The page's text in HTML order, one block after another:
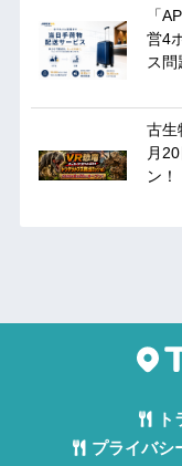
「
営4
ス問
古生
月
ン！
プライバシ